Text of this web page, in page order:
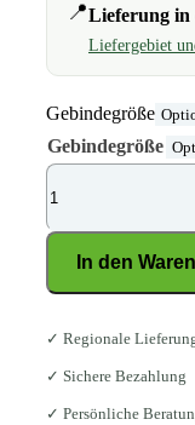
📍Lieferung in
Liefergebiet
Gebindegröße
Gebindegröße
DERBY
Horslyx
Mobility
MengeIn den
✓ Regionale
✓ Sichere Bezahlung
✓ Persönliche